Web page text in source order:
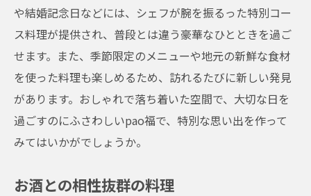
や結婚記念日などには、シェフが腕を振るった特別コー
ス料理が提供され、普段とは違う豪華なひとときを過ご
せます。また、季節限定のメニューや地元の新鮮な食材
を使った料理も楽しめるため、訪れるたびに新しい発見
があります。おしゃれで落ち着いた空間で、大切な日を
過ごすのにふさわしいpao福で、特別な思い出を作って
みてはいかがでしょうか。
お酒との相性抜群の料理